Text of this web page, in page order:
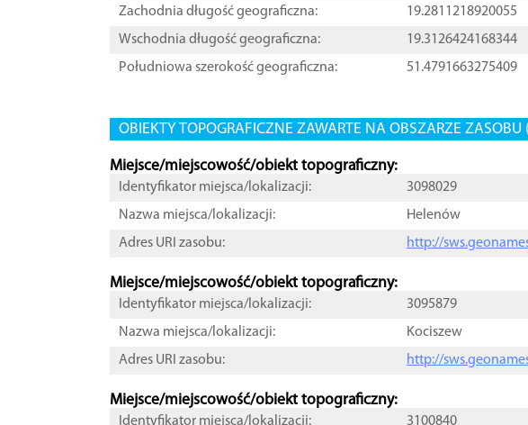
Zachodnia długość geograficzna:
19.2811218920055
Wschodnia długość geograficzna:
19.3126424168344
Południowa szerokość geograficzna:
51.4791663275409
OBIEKTY TOPOGRAFICZNE ZAWARTE NA OBSZARZE ZASOBU
Miejsce/miejscowość/obiekt topograficzny:
Identyfikator miejsca/lokalizacji:
3098029
Nazwa miejsca/lokalizacji:
Helenów
Adres URI zasobu:
http://
Miejsce/miejscowość/obiekt topograficzny:
Identyfikator miejsca/lokalizacji:
3095879
Nazwa miejsca/lokalizacji:
Kociszew
Adres URI zasobu:
http://
Miejsce/miejscowość/obiekt topograficzny:
Identyfikator miejsca/lokalizacji:
3100840